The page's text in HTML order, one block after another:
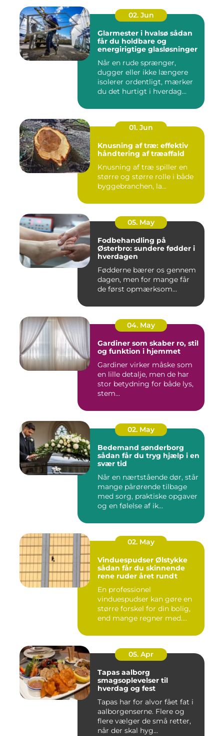
02. Jun
Glarmester i hvalsø sådan
får du holdbare og
energirigtige glasløsninger
Når en rude sprænger,
dugger eller ikke længere
isolerer ordentligt, mærker
du det hurtigt i hverdag...
01. Jun
Knusning af træ: effektiv
håndtering af træaffald
Knusning af træ spiller en
større og større rolle i både
byggebranchen, la...
05. May
Fodbehandling på
Østerbro: sundere fødder i
hverdagen
Fødderne bærer os gennem
dagen, men for mange får
de først opmærksom...
04. May
Gardiner som skaber ro, stil
og funktion i hjemmet
Gardiner virker måske som
en lille detalje, men de har
stor betydning for både lys,
stem...
02. May
Bedemand sønderborg
sådan får du tryg hjælp i en
svær tid
Når en nærtstående dør, står
mange pårørende tilbage
med sorg, praktiske opgaver
og en følelse af ik...
02. May
Vinduespudser Ølstykke
sådan får du skinnende
rene ruder året rundt
En professionel
vinduespudser kan gøre en
større forskel for din bolig,
end mange regner med.
05. Apr
Tapas aalborg
smagsoplevelser til
hverdag og fest
Tapas har for alvor fået fat i
aalborgenserne. Flere og
flere vælger de små retter,
når der skal hyg...